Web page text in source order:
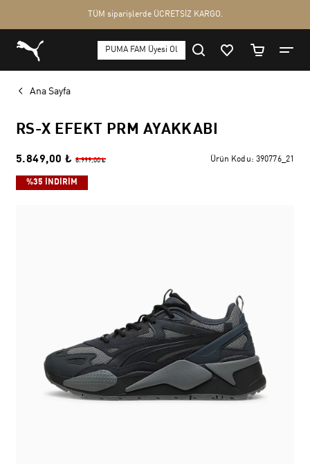
Ana Sayfa
RS-X EFEKT PRM AYAKKABI
5.849,00 ₺ 8.999,00 ₺ Ürün Kodu: 390776_21
%35 İNDİRİM